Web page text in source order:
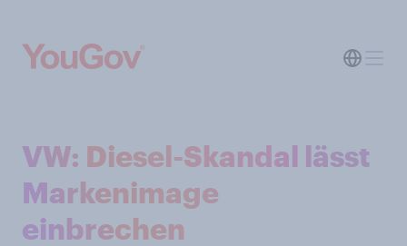
VW: Diesel-Skandal lässt
Markenimage
einbrechen